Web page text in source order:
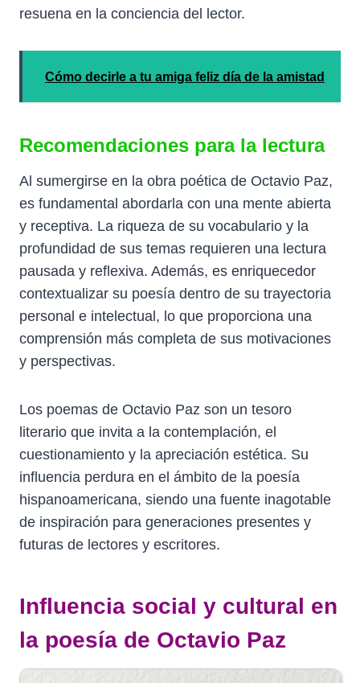
resuena en la conciencia del lector.
Cómo decirle a tu amiga feliz día de la amistad
Recomendaciones para la lectura
Al sumergirse en la obra poética de Octavio Paz,
es fundamental abordarla con una mente abierta
y receptiva. La riqueza de su vocabulario y la
profundidad de sus temas requieren una lectura
pausada y reflexiva. Además, es enriquecedor
contextualizar su poesía dentro de su trayectoria
personal e intelectual, lo que proporciona una
comprensión más completa de sus motivaciones
y perspectivas.
Los poemas de Octavio Paz son un tesoro
literario que invita a la contemplación, el
cuestionamiento y la apreciación estética. Su
influencia perdura en el ámbito de la poesía
hispanoamericana, siendo una fuente inagotable
de inspiración para generaciones presentes y
futuras de lectores y escritores.
Influencia social y cultural en
la poesía de Octavio Paz